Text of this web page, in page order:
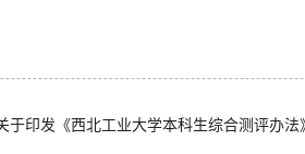
于印发《西北工业大学本科生综合测评办法